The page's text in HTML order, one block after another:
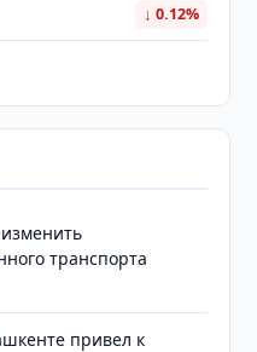
↓ 0.12%
транспорта
привел к